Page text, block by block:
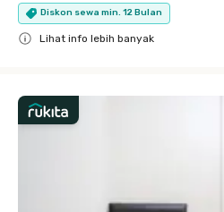
Diskon sewa min. 12 Bulan
Lihat info lebih banyak